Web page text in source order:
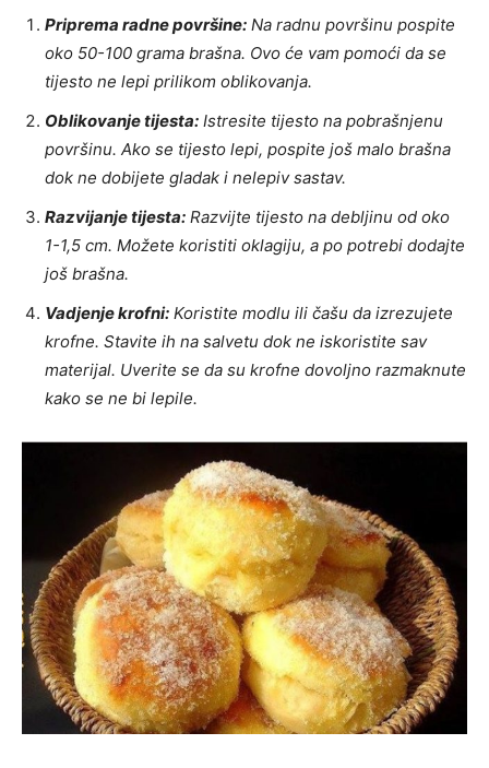
Priprema radne površine: Na radnu površinu pospite
oko 50-100 grama brašna. Ovo će vam pomoći da se
tijesto ne lepi prilikom oblikovanja.
Oblikovanje tijesta: Istresite tijesto na pobrašnjenu
površinu. Ako se tijesto lepi, pospite još malo brašna
dok ne dobijete gladak i nelepiv sastav.
Razvijanje tijesta: Razvijte tijesto na debljinu od oko
1-1,5 cm. Možete koristiti oklagiju, a po potrebi dodajte
još brašna.
Vadjenje krofni: Koristite modlu ili čašu da izrezujete
krofne. Stavite ih na salvetu dok ne iskoristite sav
materijal. Uverite se da su krofne dovoljno razmaknute
kako se ne bi lepile.